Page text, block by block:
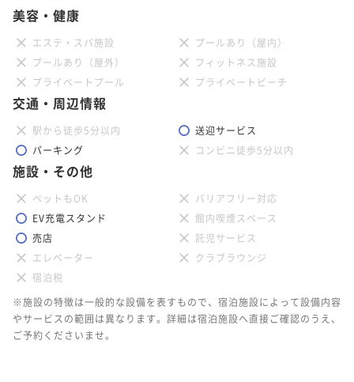
美容・健康
エステ・スパ施設
プールあり（屋内）
プールあり（屋外）
フィットネス施設
プライベートプール
プライベートビーチ
交通・周辺情報
駅から徒歩5分以内
送迎サービス
パーキング
コンビニ徒歩5分以内
施設・その他
ペットもOK
バリアフリー対応
EV充電スタンド
館内喫煙スペース
売店
託児サービス
エレベーター
クラブラウンジ
宿泊税
※施設の特徴は一般的な設備を表すもので、宿泊施設によって設備内容
やサービスの範囲は異なります。詳細は宿泊施設へ直接ご確認のうえ、
ご予約くださいませ。